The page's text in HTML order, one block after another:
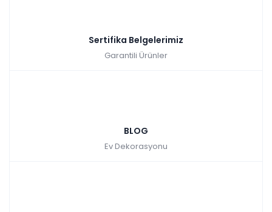
Sertifika Belgelerimiz
Garantili Ürünler
BLOG
Ev Dekorasyonu